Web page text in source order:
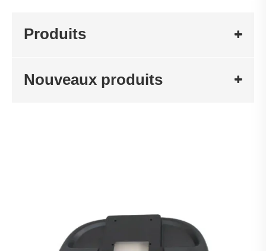
Produits
Nouveaux produits